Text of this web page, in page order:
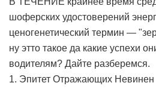
шоферских удостоверений
ценогенетический термин —
ну этто такое да какие успехи
водителям? Дайте разберемся.
1. Эпитет Отражающих Невинен